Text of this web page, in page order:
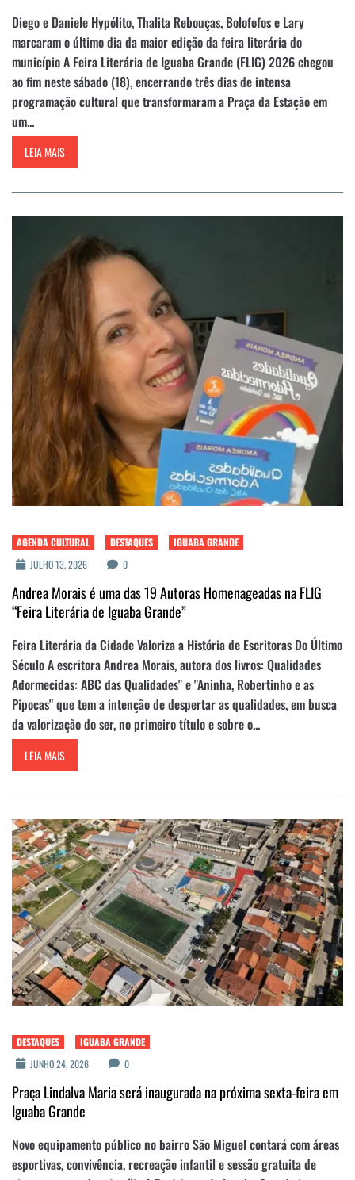
Diego e Daniele Hypólito, Thalita Rebouças, Bolofofos e Lary
marcaram o último dia da maior edição da feira literária do
município A Feira Literária de Iguaba Grande (FLIG) 2026 chegou
ao fim neste sábado (18), encerrando três dias de intensa
programação cultural que transformaram a Praça da Estação em
um...
LEIA MAIS
AGENDA CULTURAL DESTAQUES
IGUABA GRANDE
JULHO 13, 2026
0
Andrea Morais é uma das 19 Autoras Homenageadas na FLIG
“Feira Literária de Iguaba Grande”
Feira Literária da Cidade Valoriza a História de Escritoras Do Último
Século A escritora Andrea Morais, autora dos livros: Qualidades
Adormecidas: ABC das Qualidades" e "Aninha, Robertinho e as
Pipocas" que tem a intenção de despertar as qualidades, em busca
da valorização do ser, no primeiro título e sobre o...
LEIA MAIS
DESTAQUES
IGUABA GRANDE
JUNHO 24, 2026
0
Praça Lindalva Maria será inaugurada na próxima sexta-feira em
Iguaba Grande
Novo equipamento público no bairro São Miguel contará com áreas
esportivas, convivência, recreação infantil e sessão gratuita de